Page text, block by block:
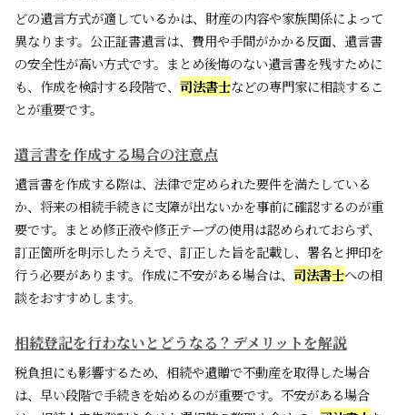
どの遺言方式が適しているかは、財産の内容や家族関係によって
異なります。公正証書遺言は、費用や手間がかかる反面、遺言書
の安全性が高い方式です。まとめ後悔のない遺言書を残すために
も、作成を検討する段階で、 司法書士などの専門家に相談するこ
とが重要です。
遺言書を作成する場合の注意点
遺言書を作成する際は、法律で定められた要件を満たしている
か、将来の相続手続きに支障が出ないかを事前に確認するのが重
要です。まとめ修正液や修正テープの使用は認められておらず、
訂正箇所を明示したうえで、訂正した旨を記載し、署名と押印を
行う必要があります。作成に不安がある場合は、 司法書士への相
談をおすすめします。
相続登記を行わないとどうなる？デメリットを解説
税負担にも影響するため、相続や遺贈で不動産を取得した場合
は、早い段階で手続きを始めるのが重要です。不安がある場合